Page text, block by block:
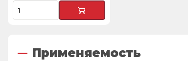
Применяемость